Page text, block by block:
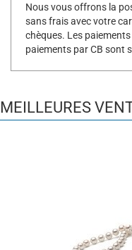
Nous vous offrons la
sans frais avec votre
chèques. Les
paiements par CB sont
MEILLEURES